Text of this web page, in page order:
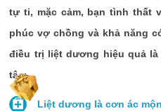
tự ti, mặc cảm, bạn tình thất
phúc vợ chồng và khả năng
điều trị liệt dương hiệu quả
tâm.
Liệt dương là cơn ác